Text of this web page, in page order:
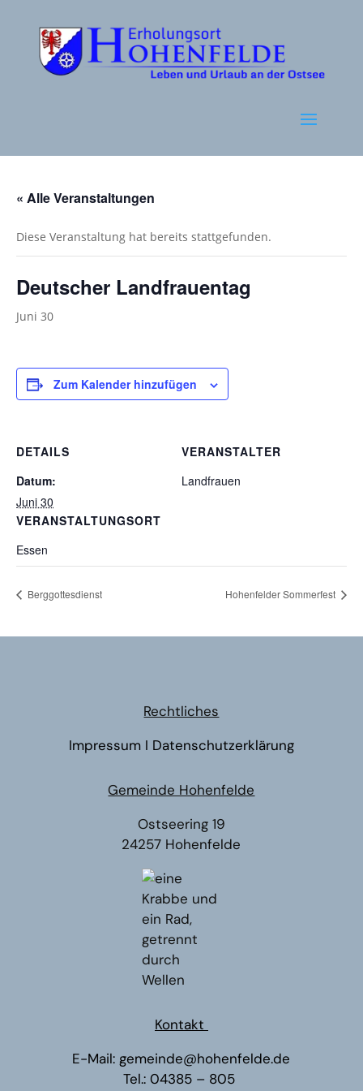
« Alle Veranstaltungen
Diese Veranstaltung hat bereits stattgefunden.
Deutscher Landfrauentag
Juni 30
Zum Kalender hinzufügen
DETAILS
Datum:
Juni 30
VERANSTALTUNGSORT
Essen
VERANSTALTER
Landfrauen
Berggottesdienst Hohenfelder Sommerfest
Rechtliches
ImpressumI Datenschutzerklärung
Gemeinde Hohenfelde
Ostseering 19
24257 Hohenfelde
Kontakt
E-Mail:gemeinde@hohenfelde.de
Tel.:04385 – 805